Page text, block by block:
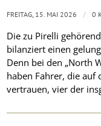
Die zu Pirelli
bilanziert einen
Denn bei den „North
haben Fahrer, die auf
vertrauen, vier der
FREITAG, 15. MAI 2026 / 0